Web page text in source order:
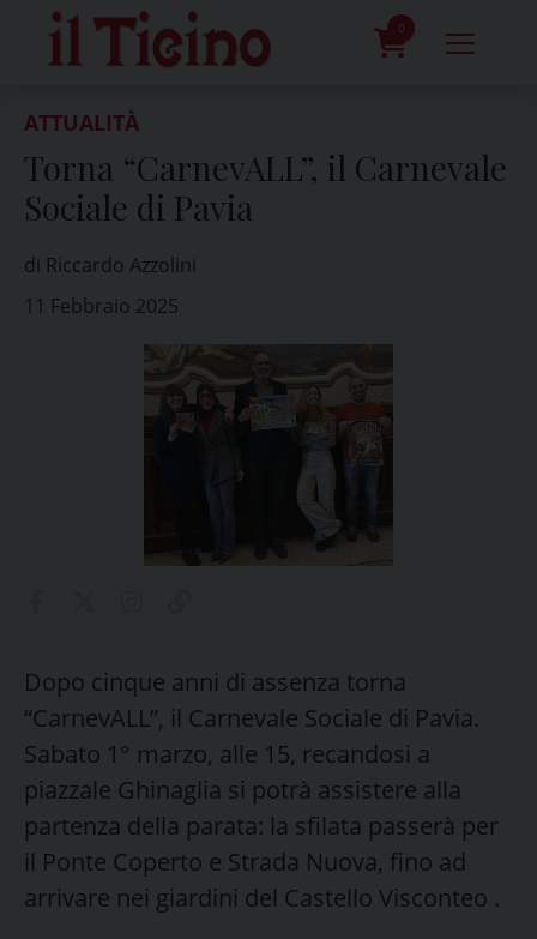
content
0
ATTUALITÀ
Torna “CarnevALL”, il Carnevale
Sociale di Pavia
di Riccardo Azzolini
11 Febbraio 2025
Dopo cinque anni di assenza torna
“CarnevALL”, il Carnevale Sociale di Pavia.
Sabato 1° marzo, alle 15, recandosi a
piazzale Ghinaglia si potrà assistere alla
partenza della parata: la sfilata passerà per
il Ponte Coperto e Strada Nuova, fino ad
arrivare nei giardini del Castello Visconteo .